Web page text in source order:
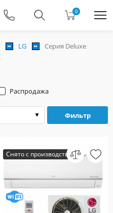
0
LG Серия Deluxe
Фильтр
Распродажа
Снято с производства